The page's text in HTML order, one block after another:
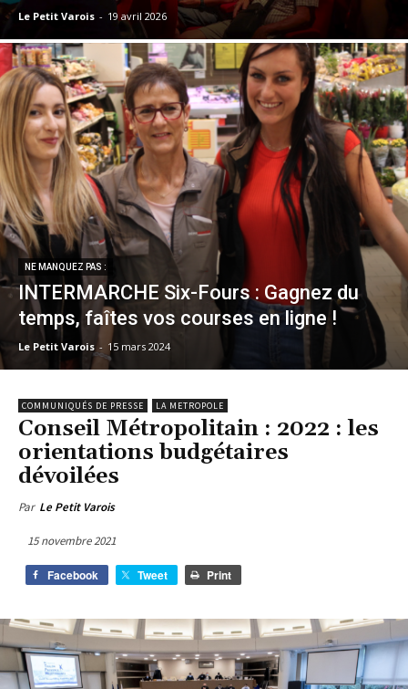
Le Petit Varois - 19 avril 2026
NE MANQUEZ PAS :
INTERMARCHE Six-Fours : Gagnez du
temps, faîtes vos courses en ligne !
Le Petit Varois - 15 mars 2024
COMMUNIQUÉS DE PRESSE LA METROPOLE
Conseil Métropolitain : 2022 : les
orientations budgétaires
dévoilées
Par Le Petit Varois
15 novembre 2021
Facebook Tweet Print